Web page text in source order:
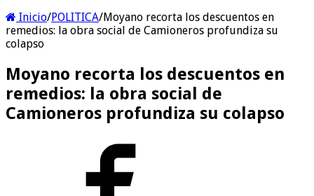
Inicio/POLITICA/Moyano recorta los descuentos en
remedios: la obra social de Camioneros profundiza su
colapso
Moyano recorta los descuentos en
remedios: la obra social de
Camioneros profundiza su colapso